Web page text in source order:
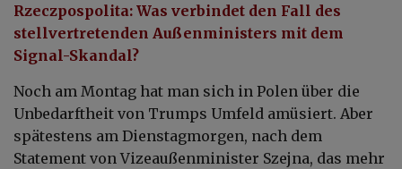
Rzeczpospolita: Was verbindet den Fall des
stellvertretenden Außenministers mit dem
Signal-Skandal?
Noch am Montag hat man sich in Polen über die
Unbedarftheit von Trumps Umfeld amüsiert. Aber
spätestens am Dienstagmorgen, nach dem
Statement von Vizeaußenminister Szejna, das mehr